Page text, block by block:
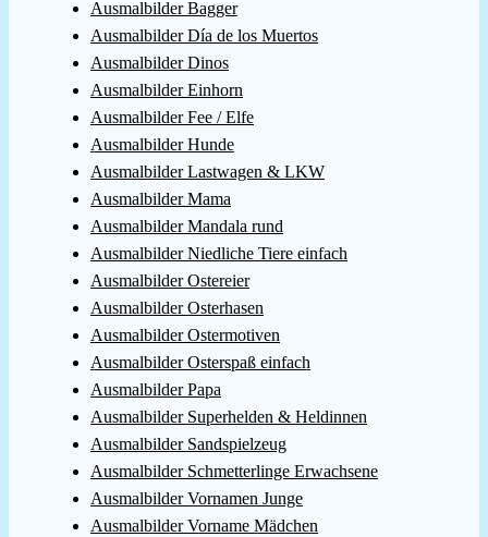
Ausmalbilder Bagger
Ausmalbilder Día de los Muertos
Ausmalbilder Dinos
Ausmalbilder Einhorn
Ausmalbilder Fee / Elfe
Ausmalbilder Hunde
Ausmalbilder Lastwagen & LKW
Ausmalbilder Mama
Ausmalbilder Mandala rund
Ausmalbilder Niedliche Tiere einfach
Ausmalbilder Ostereier
Ausmalbilder Osterhasen
Ausmalbilder Ostermotiven
Ausmalbilder Osterspaß einfach
Ausmalbilder Papa
Ausmalbilder Superhelden & Heldinnen
Ausmalbilder Sandspielzeug
Ausmalbilder Schmetterlinge Erwachsene
Ausmalbilder Vornamen Junge
Ausmalbilder Vorname Mädchen